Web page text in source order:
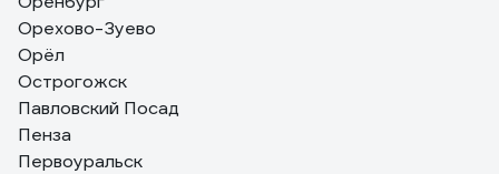
Орехово-Зуево
Орёл
Острогожск
Павловский Посад
Пенза
Первоуральск